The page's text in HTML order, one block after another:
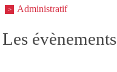
Les évènements
Administratif